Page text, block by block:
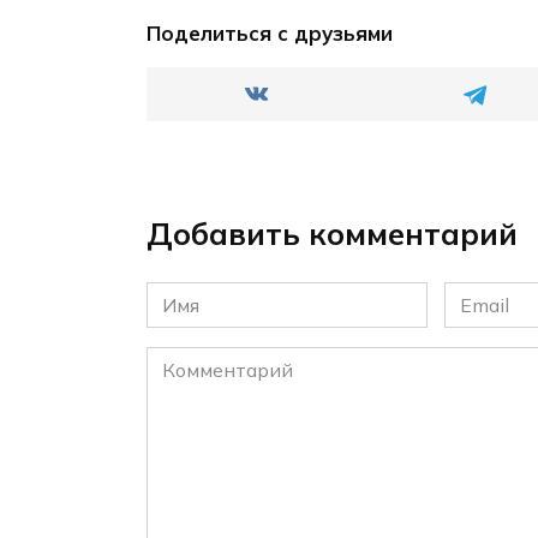
Поделиться с друзьями
Добавить комментарий
Имя
*
Email
*
Комментарий